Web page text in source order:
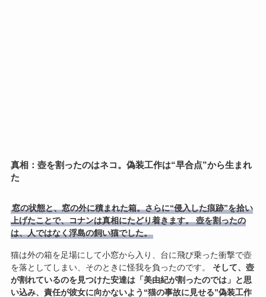
真相：壺を割ったのはネコ。偽装工作は“早合点”から生まれ
た
窓の状態と、窓の外に積まれた箱。さらに“侵入した痕跡”を拾い
上げたことで、コナンは真相にたどり着きます。 壺を割ったの
は、人ではなく浮島の飼い猫でした。
猫は外の箱を足場にして小窓から入り、台に飛び乗った衝撃で壺
を落としてしまい、そのときに怪我を負ったのです。 そして、壺
が割れているのを見つけた安達は「美由紀が割ったのでは」と思
い込み、責任が彼女に向かないよう“猫の事故に見せる”偽装工作